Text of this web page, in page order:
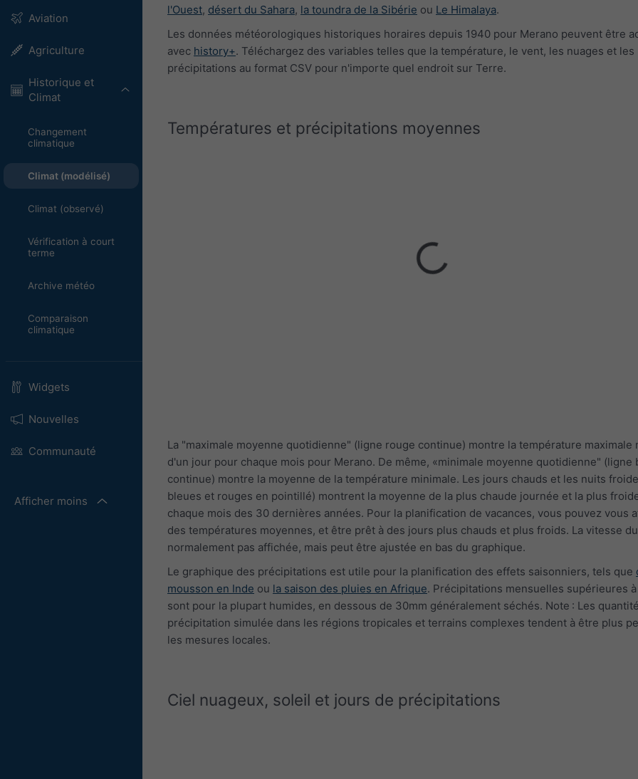
Aviation
Agriculture
Historique et
Climat
Changement
climatique
Climat (modélisé)
Climat (observé)
Vérification à court
terme
Archive météo
Comparaison
climatique
Widgets
Nouvelles
Communauté
Afficher moins
l'Ouest, désert du Sahara, la toundra de la Sibérie ou Le Himalaya.
Les données météorologiques historiques horaires depuis 1940 pour Merano peuvent être
avec history+. Téléchargez des variables telles que la température, le vent, les nuages et les
précipitations au format CSV pour n'importe quel endroit sur Terre.
Températures et précipitations moyennes
La "maximale moyenne quotidienne" (ligne rouge continue) montre la température maximale
d'un jour pour chaque mois pour Merano. De même, «minimale moyenne quotidienne" (ligne
continue) montre la moyenne de la température minimale. Les jours chauds et les nuits
bleues et rouges en pointillé) montrent la moyenne de la plus chaude journée et la plus
chaque mois des 30 dernières années. Pour la planification de vacances, vous pouvez vous
des températures moyennes, et être prêt à des jours plus chauds et plus froids. La vitesse
normalement pas affichée, mais peut être ajustée en bas du graphique.
Le graphique des précipitations est utile pour la planification des effets saisonniers, tels que
mousson en Inde ou la saison des pluies en Afrique. Précipitations mensuelles supérieures à
sont pour la plupart humides, en dessous de 30mm généralement séchés. Note : Les
précipitation simulée dans les régions tropicales et terrains complexes tendent à être plus
les mesures locales.
Ciel nuageux, soleil et jours de précipitations